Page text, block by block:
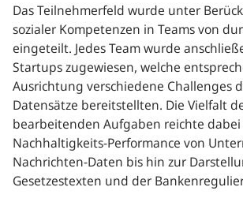
Das Teilnehmerfeld wurde unter
sozialer Kompetenzen in Teams von
eingeteilt. Jedes Team wurde
Startups zugewiesen, welche
Ausrichtung verschiedene Challenges
Datensätze bereitstellten. Die Vielfalt
bearbeitenden Aufgaben reichte
Nachhaltigkeits-Performance von
Nachrichten-Daten bis hin zur
Gesetzestexten und der